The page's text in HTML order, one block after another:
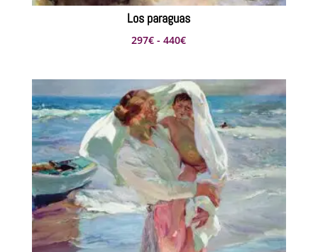
Los paraguas
297€ - 440€Rango
precios:
desde
297€
hasta
440€